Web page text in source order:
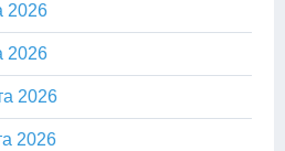
2026
2026
2026
2026